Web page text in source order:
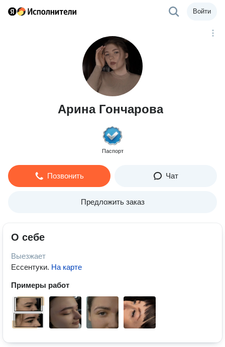
Войти
Арина Гончарова
Паспорт
Позвонить Чат
Предложить заказ
О себе
Выезжает
Ессентуки. На карте
Примеры работ